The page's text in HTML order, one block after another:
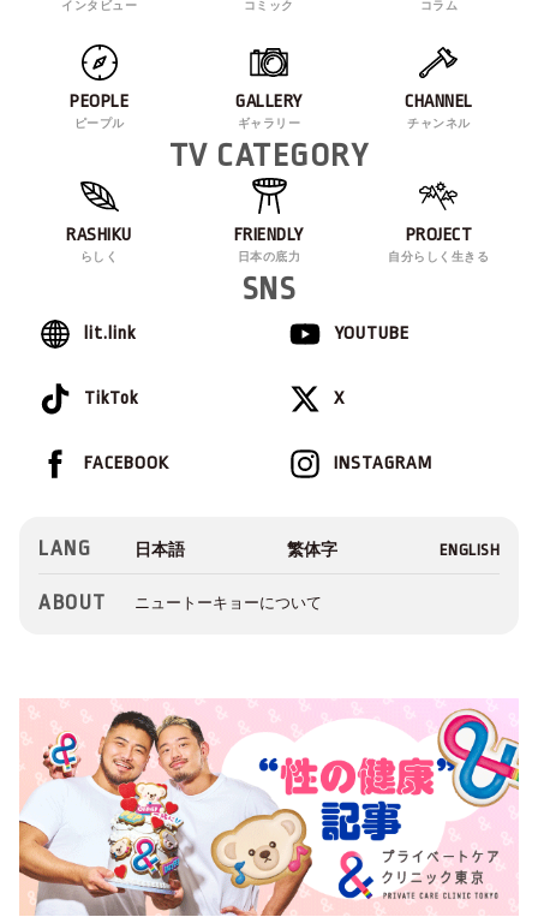
インタビュー コミック コラム
PEOPLE
ピープル
GALLERY
ギャラリー
CHANNEL
チャンネル
TV CATEGORY
RASHIKU
らしく
FRIENDLY
日本の底力
PROJECT
自分らしく生きる
SNS
lit.link YOUTUBE
TikTok X
INSTAGRAM
FACEBOOK
LANG
ABOUT ニュートーキョーについて